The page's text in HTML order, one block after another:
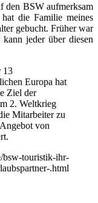
den BSW aufmerksam
die Familie meines
gebucht. Früher war
jeder über diesen
13
Europa hat
Ziel der
2. Weltkrieg
Mitarbeiter zu
von
bsw-touristik-ihr-
.html